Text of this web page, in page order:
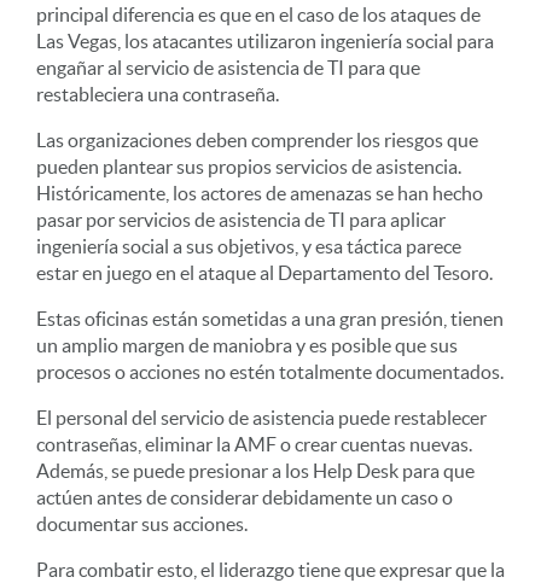
principal diferencia es que en el caso de los ataques de
Las Vegas, los atacantes utilizaron ingeniería social para
engañar al servicio de asistencia de TI para que
restableciera una contraseña.
Las organizaciones deben comprender los riesgos que
pueden plantear sus propios servicios de asistencia.
Históricamente, los actores de amenazas se han hecho
pasar por servicios de asistencia de TI para aplicar
ingeniería social a sus objetivos, y esa táctica parece
estar en juego en el ataque al Departamento del Tesoro.
Estas oficinas están sometidas a una gran presión, tienen
un amplio margen de maniobra y es posible que sus
procesos o acciones no estén totalmente documentados.
El personal del servicio de asistencia puede restablecer
contraseñas, eliminar la AMF o crear cuentas nuevas.
Además, se puede presionar a los Help Desk para que
actúen antes de considerar debidamente un caso o
documentar sus acciones.
Para combatir esto, el liderazgo tiene que expresar que la